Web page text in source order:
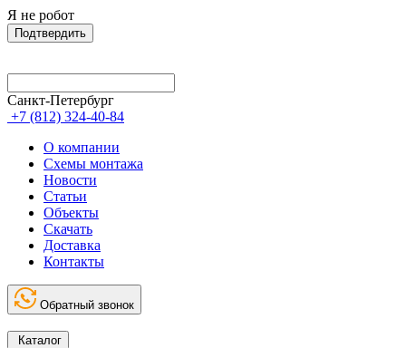
Я не робот
Подтвердить
Санкт-Петербург
+7 (812) 324-40-84
О компании
Схемы монтажа
Новости
Статьи
Объекты
Скачать
Доставка
Контакты
Обратный звонок
Каталог